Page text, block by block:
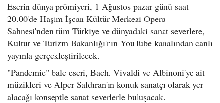
Eserin dünya prömiyeri, 1 Ağustos pazar günü saat
20.00'de Haşim İşcan Kültür Merkezi Opera
Sahnesi'nden tüm Türkiye ve dünyadaki sanat severlere,
Kültür ve Turizm Bakanlığı'nın YouTube kanalından canlı
yayınla gerçekleştirilecek.
"Pandemic" bale eseri, Bach, Vivaldi ve Albinoni'ye ait
müzikleri ve Alper Saldıran'ın konuk sanatçı olarak yer
alacağı konseptle sanat severlerle buluşacak.